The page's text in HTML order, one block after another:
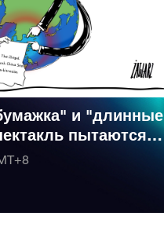
и "длинные
пытаются
в Южно-